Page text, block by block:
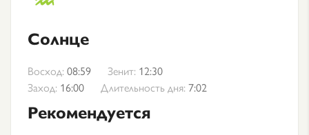
Солнце
Восход: 08:59 Зенит: 12:30
Заход: 16:00 Длительность дня: 7:02
Рекомендуется